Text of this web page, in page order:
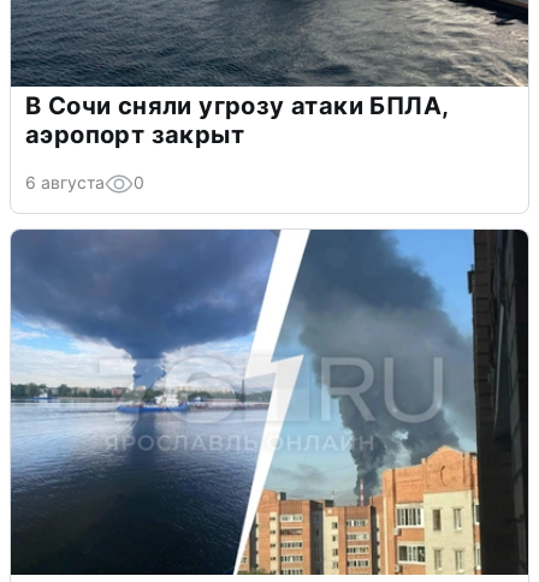
В Сочи сняли угрозу атаки БПЛА,
аэропорт закрыт
6 августа 0